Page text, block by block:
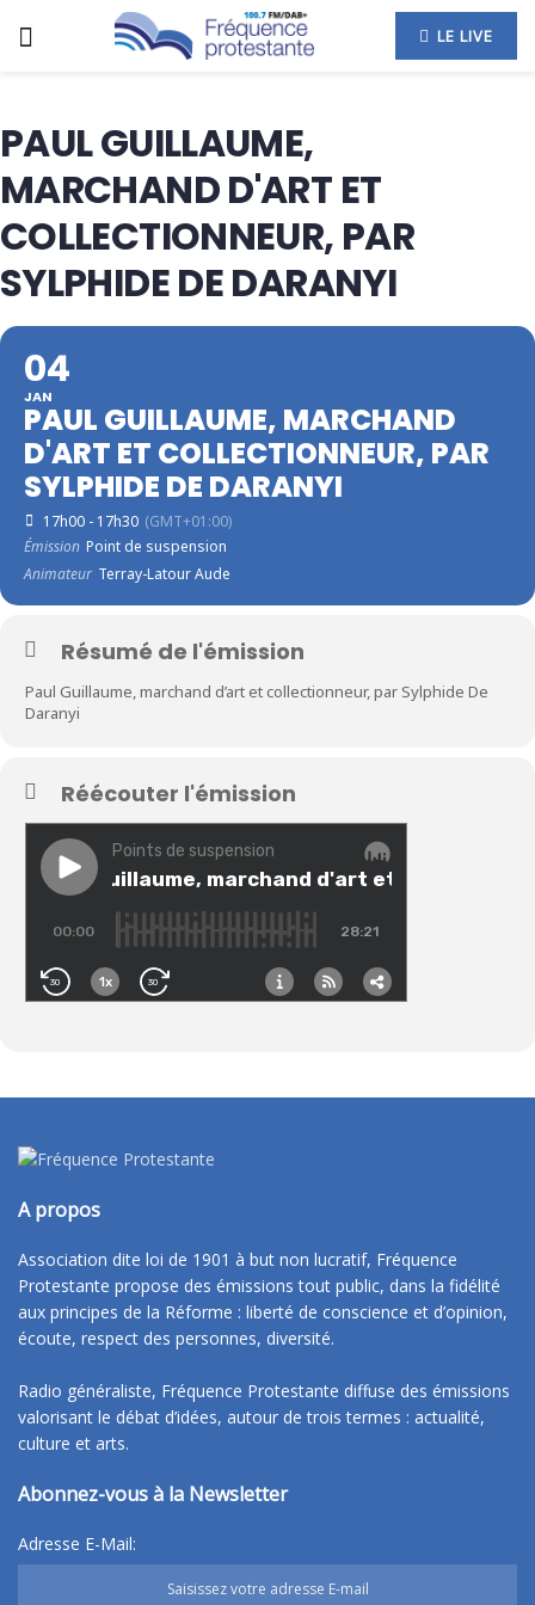
LE LIVE
PAUL GUILLAUME,
MARCHAND D'ART ET
COLLECTIONNEUR, PAR
SYLPHIDE DE DARANYI
04
JAN
PAUL GUILLAUME, MARCHAND
D'ART ET COLLECTIONNEUR, PAR
SYLPHIDE DE DARANYI
17h00 - 17h30 (GMT+01:00)
Émission Point de suspension
Animateur Terray-Latour Aude
Résumé de l'émission
Paul Guillaume, marchand d’art et collectionneur, par Sylphide De
Daranyi
Réécouter l'émission
A propos
Association dite loi de 1901 à but non lucratif, Fréquence
Protestante propose des émissions tout public, dans la fidélité
aux principes de la Réforme : liberté de conscience et d’opinion,
écoute, respect des personnes, diversité.
Radio généraliste, Fréquence Protestante diffuse des émissions
valorisant le débat d’idées, autour de trois termes : actualité,
culture et arts.
Abonnez-vous à la Newsletter
Adresse E-Mail: